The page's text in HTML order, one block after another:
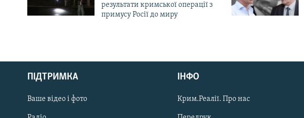
Русский
Qırımtatar
ДОЛУЧАЙСЯ!
результати кримської операції з
примусу Росії до миру
ПІДТРИМКА
Ваше відео і фото
ІНФО
Крим.Реалії. Про нас